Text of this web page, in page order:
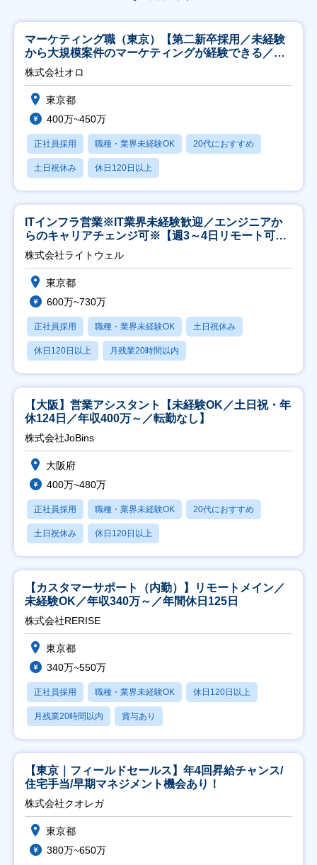
マーケティング職（東京）【第二新卒採用／未経験
から大規模案件のマーケティングが経験できる／研
修充実】
株式会社オロ
東京都
400万~450万
正社員採用 職種・業界未経験OK 20代におすすめ
土日祝休み 休日120日以上
ITインフラ営業※IT業界未経験歓迎／エンジニアか
らのキャリアチェンジ可※【週3～4日リモート可
能】
株式会社ライトウェル
東京都
600万~730万
正社員採用 職種・業界未経験OK 土日祝休み
休日120日以上 月残業20時間以内
【大阪】営業アシスタント【未経験OK／土日祝・年
休124日／年収400万～／転勤なし】
株式会社JoBins
大阪府
400万~480万
正社員採用 職種・業界未経験OK 20代におすすめ
土日祝休み 休日120日以上
【カスタマーサポート（内勤）】リモートメイン／
未経験OK／年収340万～／年間休日125日
株式会社RERISE
東京都
340万~550万
正社員採用 職種・業界未経験OK 休日120日以上
月残業20時間以内 賞与あり
【東京｜フィールドセールス】年4回昇給チャンス/
住宅手当/早期マネジメント機会あり！
株式会社クオレガ
東京都
380万~650万